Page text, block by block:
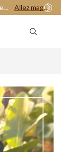
Améliorer les conditions socio-économiques de nos adhérents. Allez magasiner